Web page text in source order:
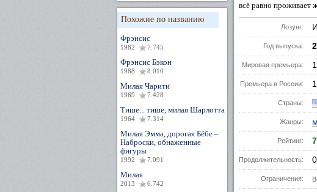
Похожие по названию
Фрэнсис
1982 7.745
Фрэнсис Бэкон
1988 8.010
Милая Чарити
1969 7.428
Тише... тише, милая Шарлотта
1964 7.314
Милая Эмма, дорогая Бёбе –
Наброски, обнаженные
фигуры
1992 7.091
Милая
2013 6.742
всё равно проживает
Лозунг:
Год выпуска:
Мировая премьера:
Премьера в России:
Страны:
Жанры:
Рейтинг:
Продолжительность:
Ограничения: